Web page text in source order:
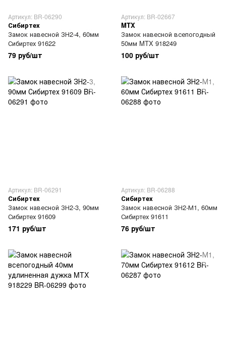
Артикул: BR-06290
Сибиртех
Замок навесной ЗН2-4, 60мм
Сибиртех 91622
79 руб/шт
Артикул: BR-02667
MTX
Замок навесной всепогодный
50мм MTX 918249
100 руб/шт
Артикул: BR-06291
Сибиртех
Замок навесной ЗН2-3, 90мм
Сибиртех 91609
171 руб/шт
Артикул: BR-06288
Сибиртех
Замок навесной ЗН2-М1, 60мм
Сибиртех 91611
76 руб/шт